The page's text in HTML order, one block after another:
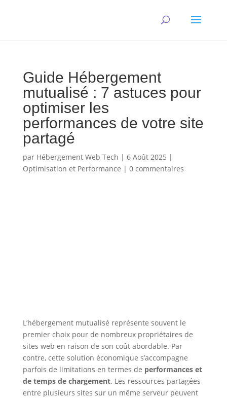
Guide Hébergement
mutualisé : 7 astuces pour
optimiser les
performances de votre site
partagé
par Hébergement Web Tech | 6 Août 2025 |
Optimisation et Performance | 0 commentaires
L’hébergement mutualisé représente souvent le
premier choix pour de nombreux propriétaires de
sites web en raison de son coût abordable. Par
contre, cette solution économique s’accompagne
parfois de limitations en termes de performances et
de temps de chargement. Les ressources partagées
entre plusieurs sites sur un même serveur peuvent